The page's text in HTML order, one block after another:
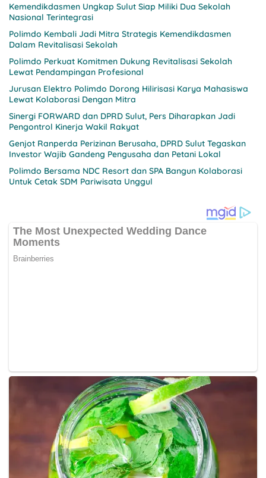
Kemendikdasmen Ungkap Sulut Siap Miliki Dua Sekolah
Nasional Terintegrasi
Polimdo Kembali Jadi Mitra Strategis Kemendikdasmen
Dalam Revitalisasi Sekolah
Polimdo Perkuat Komitmen Dukung Revitalisasi Sekolah
Lewat Pendampingan Profesional
Jurusan Elektro Polimdo Dorong Hilirisasi Karya Mahasiswa
Lewat Kolaborasi Dengan Mitra
Sinergi FORWARD dan DPRD Sulut, Pers Diharapkan Jadi
Pengontrol Kinerja Wakil Rakyat
Genjot Ranperda Perizinan Berusaha, DPRD Sulut Tegaskan
Investor Wajib Gandeng Pengusaha dan Petani Lokal
Polimdo Bersama NDC Resort dan SPA Bangun Kolaborasi
Untuk Cetak SDM Pariwisata Unggul